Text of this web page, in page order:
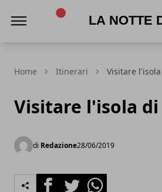
Home Itinerari Visitare
Visitare l'isola di
di Redazione28/06/2019
FacebookTwitterWhatsapp